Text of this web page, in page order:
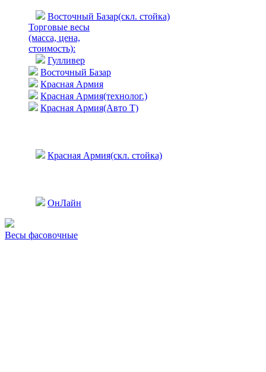
Восточный Базар(скл. стойка)
Торговые весы
(масса, цена,
стоимость):
Гулливер
Восточный Базар
Красная Армия
Красная Армия(технолог.)
Красная Армия(Авто Т)
Красная Армия(скл. стойка)
ОнЛайн
Весы фасовочные